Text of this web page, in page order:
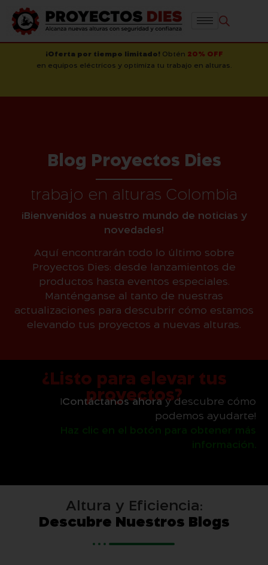
¡Oferta por tiempo limitado! Obtén 20% OFF
en equipos eléctricos y optimiza tu trabajo en alturas.
Blog Proyectos Dies
trabajo en alturas Colombia
¡Bienvenidos a nuestro mundo de noticias y
novedades!
Aquí encontrarán todo lo último sobre
Proyectos Dies: desde lanzamientos de
productos hasta eventos especiales.
Manténganse al tanto de nuestras
actualizaciones para descubrir cómo estamos
elevando tus proyectos a nuevas alturas.
¿Listo para elevar tus
proyectos?
Contáctanos ahoray descubre cómo
podemos ayudarte!
Haz clic en el botón para obtener más
información.
Altura y Eficiencia:
Descubre Nuestros Blogs